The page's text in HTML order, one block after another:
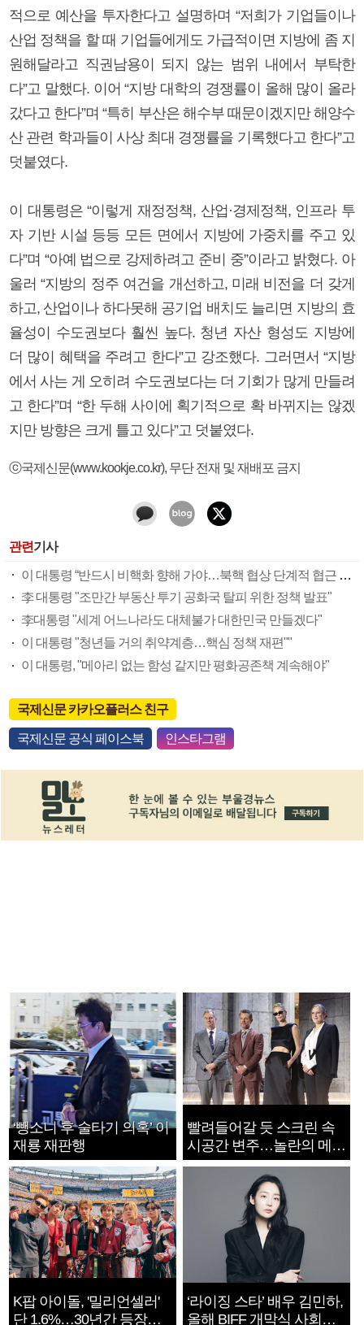
적으로 예산을 투자한다고 설명하며 “저희가 기업들이나
산업 정책을 할 때 기업들에게도 가급적이면 지방에 좀 지
원해달라고 직권남용이 되지 않는 범위 내에서 부탁한
다”고 말했다. 이어 “지방 대학의 경쟁률이 올해 많이 올라
갔다고 한다”며 “특히 부산은 해수부 때문이겠지만 해양수
산 관련 학과들이 사상 최대 경쟁률을 기록했다고 한다”고
덧붙였다.
이 대통령은 “이렇게 재정정책, 산업·경제정책, 인프라 투
자 기반 시설 등등 모든 면에서 지방에 가중치를 주고 있
다”며 “아예 법으로 강제하려고 준비 중”이라고 밝혔다. 아
울러 “지방의 정주 여건을 개선하고, 미래 비전을 더 갖게
하고, 산업이나 하다못해 공기업 배치도 늘리면 지방의 효
율성이 수도권보다 훨씬 높다. 청년 자산 형성도 지방에
더 많이 혜택을 주려고 한다”고 강조했다. 그러면서 “지방
에서 사는 게 오히려 수도권보다는 더 기회가 많게 만들려
고 한다”며 “한 두해 사이에 획기적으로 확 바뀌지는 않겠
지만 방향은 크게 틀고 있다”고 덧붙였다.
ⓒ국제신문(www.kookje.co.kr), 무단 전재 및 재배포 금지
관련기사
이 대통령 “반드시 비핵화 향해 가야…북핵 협상 단계적 협근 필요”
李 대통령 "조만간 부동산 투기 공화국 탈피 위한 정책 발표"
李대통령 "세계 어느나라도 대체불가 대한민국 만들겠다"
이 대통령 "청년들 거의 취약계층…핵심 정책 재편""
이 대통령, "메아리 없는 함성 같지만 평화공존책 계속해야"
국제신문 카카오플러스 친구
국제신문 공식 페이스북 인스타그램
‘뺑소니 후 술타기 의혹’ 이
재룡 재판행
빨려들어갈 듯 스크린 속
시공간 변주…놀란의 메시
지는 ‘전쟁 속죄’
K팝 아이돌, '밀리언셀러'
단 1.6%…30년간 등장
‘라이징 스타’ 배우 김민하,
올해 BIFF 개막식 사회자